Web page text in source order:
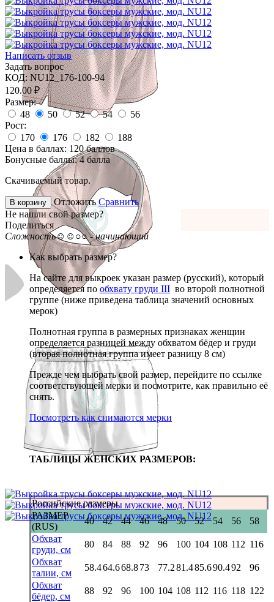
Написать отзыв
Задать вопрос
КОД: NU12_176-100-94
120.00 ₽
Размер:
48
50 52 54
56
Рост:
170
176 182
188
Цена в баллах: 120 баллов
Бонусные баллы: 4 балла
Скачиваемый товар.
В корзину Отложить Сравнить
Не нашли свой размер?
Поделиться
Сложность☺☺○○ - начинающий
Как выбрать размер?
На сайте для выкроек указан размер (русский), который
определяется по обхвату груди III во второй полнотной
группе (ниже приведена таблица значений основных
мерок)
Полнотная группа в размерных признаках женщин
определяется разницей между обхватом бёдер и груди
(вторая полнотная группа имеет разницу 8 см)
Прежде чем выбрать свой размер, перейдите по ссылке
соответствующей мерки и посмотрите, как правильно её
снять.
Посмотреть как снимаются мерки
ТАБЛИЦЫ ЖЕНСКИХ РАЗМЕРОВ:
Российские размеры
РАЗМЕР
(RUS)
40 42 44 46 48 50 52 54 56
58
Обхват
груди, см
80 84 88 92 96 100 104 108 112 116
Обхват
талии, см
58.464.668.873 77.281.485.690.492
96
Обхват
бёдер, см
88 92 96 100 104 108 112 116 118 122